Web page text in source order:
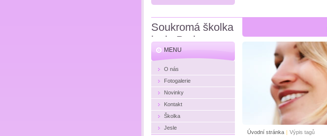
Soukromá školka
jesle Praha
Úvodní stránka | Výpis tagů
MENU
O nás
Fotogalerie
Novinky
Kontakt
Školka
Jesle